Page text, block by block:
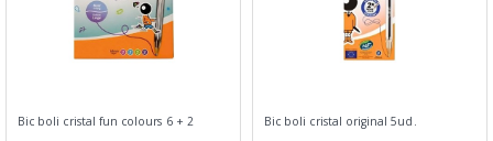
Bic boli cristal fun colours 6 + 2 Bic boli cristal original 5ud.